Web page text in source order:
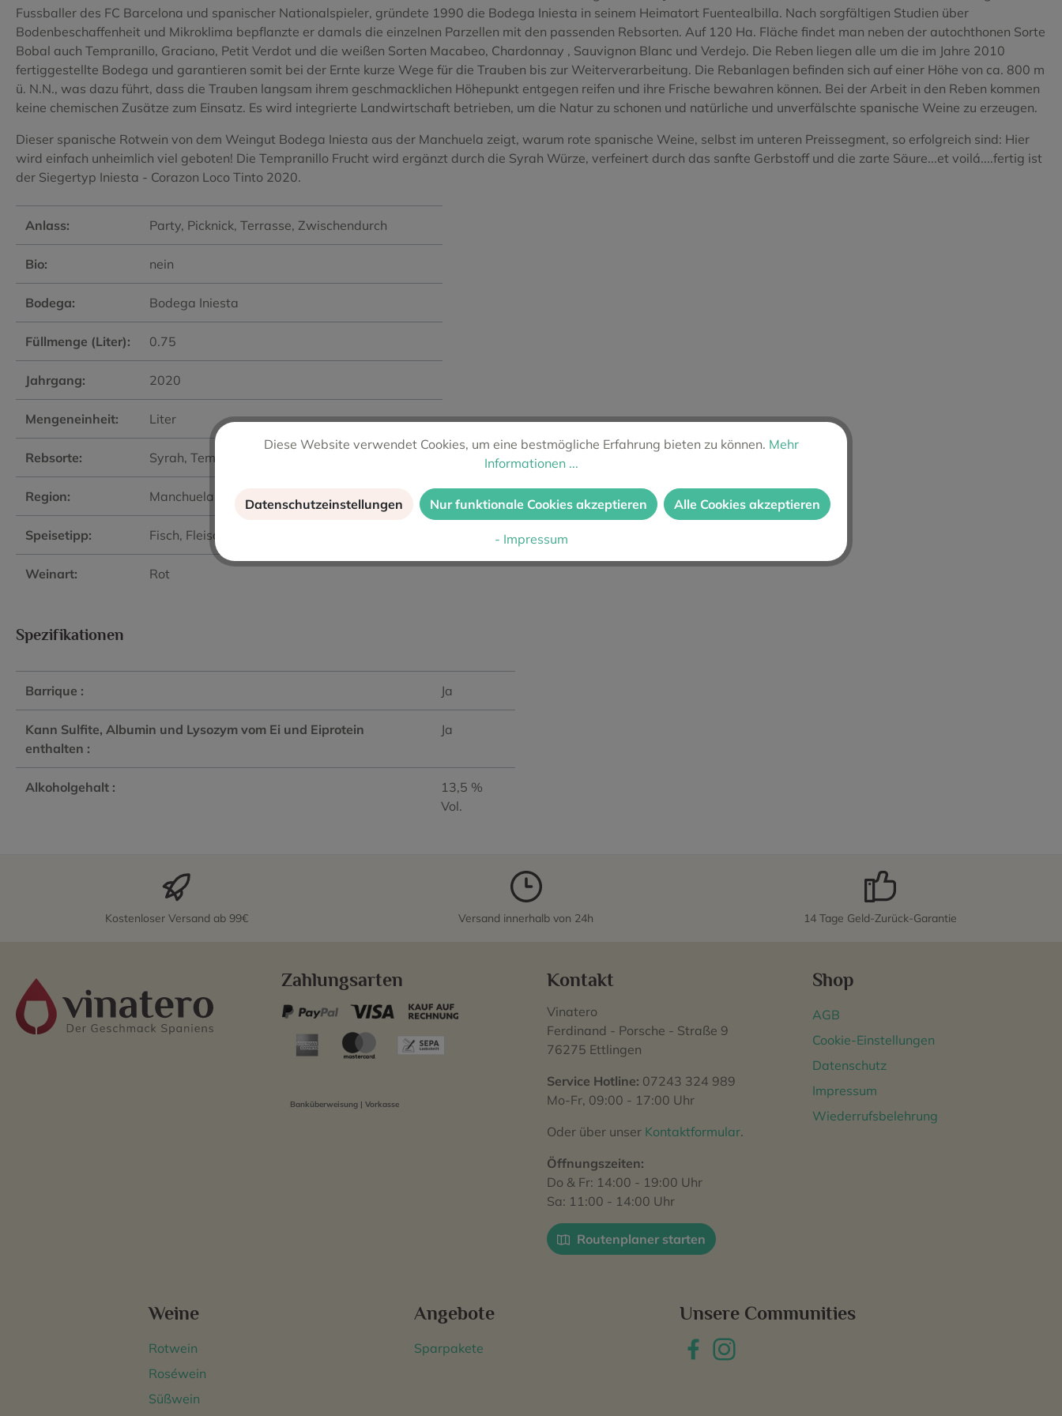
Tempranillo Tempranillo Blanco Tinta del Pais
Tinta de Toro Torrontes Treixadura
Verdejo Vijariego Negro Viura
Viognier Xarel.lo Xarel.lo Vermell
Fussballer des FC Barcelona und spanischer Nationalspieler, gründete 1990 die Bodega Iniesta in seinem Heimatort Fuentealbilla. Nach sorgfältigen Studien über
Bodenbeschaffenheit und Mikroklima bepflanzte er damals die einzelnen Parzellen mit den passenden Rebsorten. Auf 120 Ha. Fläche findet man neben der autochthonen Sorte
Bobal auch Tempranillo, Graciano, Petit Verdot und die weißen Sorten Macabeo, Chardonnay , Sauvignon Blanc und Verdejo. Die Reben liegen alle um die im Jahre 2010
fertiggestellte Bodega und garantieren somit bei der Ernte kurze Wege für die Trauben bis zur Weiterverarbeitung. Die Rebanlagen befinden sich auf einer Höhe von ca. 800 m
ü. N.N., was dazu führt, dass die Trauben langsam ihrem geschmacklichen Höhepunkt entgegen reifen und ihre Frische bewahren können. Bei der Arbeit in den Reben kommen
keine chemischen Zusätze zum Einsatz. Es wird integrierte Landwirtschaft betrieben, um die Natur zu schonen und natürliche und unverfälschte spanische Weine zu erzeugen.
Dieser spanische Rotwein von dem Weingut Bodega Iniesta aus der Manchuela zeigt, warum rote spanische Weine, selbst im unteren Preissegment, so erfolgreich sind: Hier
wird einfach unheimlich viel geboten! Die Tempranillo Frucht wird ergänzt durch die Syrah Würze, verfeinert durch das sanfte Gerbstoff und die zarte Säure...et voilá....fertig ist
der Siegertyp Iniesta - Corazon Loco Tinto 2020.
Anlass: Party, Picknick, Terrasse, Zwischendurch
Bio: nein
Bodega: Bodega Iniesta
Füllmenge (Liter): 0.75
Jahrgang: 2020
Mengeneinheit: Liter
Rebsorte: Syrah, Tempranillo
Region: Manchuela
Speisetipp: Fisch, Fleisch
Weinart: Rot
Spezifikationen
Barrique : Ja
Kann Sulfite, Albumin und Lysozym vom Ei und Eiprotein
enthalten :
Ja
Alkoholgehalt :
13,5 %
Vol.
Kostenloser Versand ab 99€ Versand innerhalb von 24h 14 Tage Geld-Zurück-Garantie
Shop
AGB
Cookie-Einstellungen
Datenschutz
Impressum
Wiederrufsbelehrung
Weine
Rotwein
Roséwein
Süßwein
Angebote
Sparpakete
Zahlungsarten
Banküberweisung | Vorkasse
Unsere Communities
Kontakt
Vinatero
Ferdinand - Porsche - Straße 9
76275 Ettlingen
Service Hotline: 07243 324 989
Mo-Fr, 09:00 - 17:00 Uhr
Oder über unser Kontaktformular.
Öffnungszeiten:
Do & Fr: 14:00 - 19:00 Uhr
Sa: 11:00 - 14:00 Uhr
Routenplaner starten
Diese Website verwendet Cookies, um eine bestmögliche Erfahrung bieten zu können. Mehr
Informationen ...
Datenschutzeinstellungen Nur funktionale Cookies akzeptieren Alle Cookies akzeptieren
- Impressum